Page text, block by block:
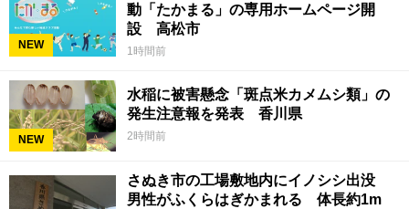
NEW
動「たかまる」の専用ホームページ開
設 高松市
1時間前
NEW
水稲に被害懸念「斑点米カメムシ類」の
発生注意報を発表 香川県
2時間前
さぬき市の工場敷地内にイノシシ出没
男性がふくらはぎかまれる 体長約1m